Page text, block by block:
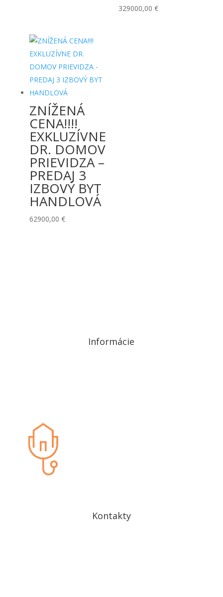
329000,00 €
ZNÍŽENÁ
CENA!!!!
EXKLUZÍVNE
DR. DOMOV
PRIEVIDZA –
PREDAJ 3
IZBOVÝ BYT
HANDLOVÁ
62900,00 €
Informácie
Kontakty